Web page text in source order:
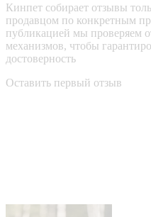
Кинпет собирает отзывы
продавцом по конкретным
публикацией мы проверяем
механизмов, чтобы
достоверность
Оставить первый отзыв